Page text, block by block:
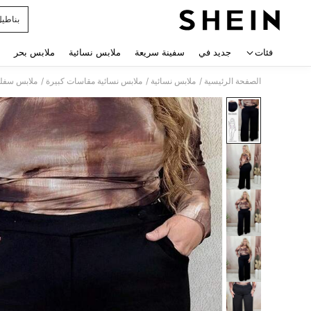
فئات جديد في سفينة سريعة ملابس نسائية ملابس بحر
الصفحة الرئيسية / ملابس نسائية / ملابس نسائية مقاسات كبيرة / ملابس